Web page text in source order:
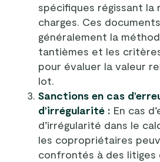
spécifiques régissant
charges. Ces
généralement la
tantièmes et les
pour évaluer la valeur
lot.
Sanctions en cas
d’irrégularité : En cas
d’irrégularité dans le
les copropriétaires
confrontés à des litiges